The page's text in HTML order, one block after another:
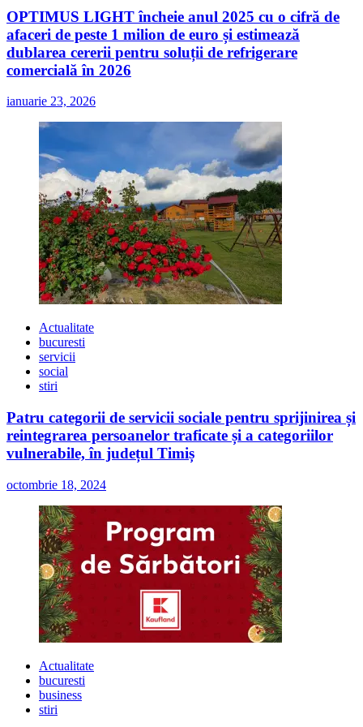
OPTIMUS LIGHT încheie anul 2025 cu o cifră de
afaceri de peste 1 milion de euro și estimează
dublarea cererii pentru soluții de refrigerare
comercială în 2026
ianuarie 23, 2026
Actualitate
bucuresti
servicii
social
stiri
Patru categorii de servicii sociale pentru sprijinirea și
reintegrarea persoanelor traficate și a categoriilor
vulnerabile, în județul Timiș
octombrie 18, 2024
Actualitate
bucuresti
business
stiri